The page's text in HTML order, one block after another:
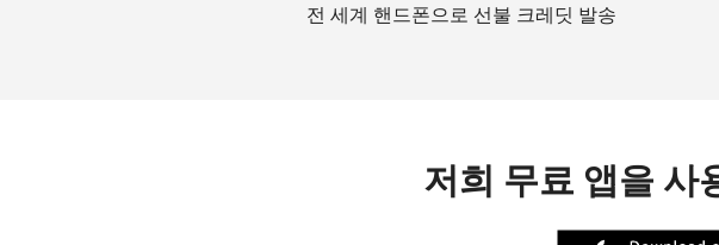
전 세계 핸드폰으로 선불 크레딧 발송
저희 무료 앱을 사